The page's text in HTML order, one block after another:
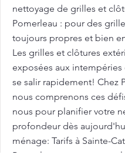
nettoyage de grilles et
Pomerleau : pour des
toujours propres et bien
Les grilles et clôtures
exposées aux
se salir rapidement! Chez
nous comprenons ces
nous pour planifier votre
profondeur dès
ménage: Tarifs à Sainte-
Pomerleau est un acteur